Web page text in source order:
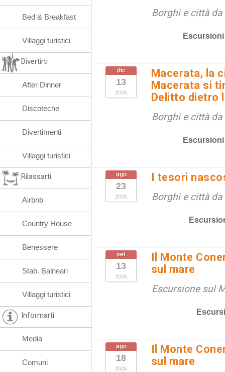
Borghi e città
Escursioni
dic
13
2026
Macerata, la
Macerata si
Delitto dietro
Borghi e città
Escursioni
ago
23
2026
I tesori
Borghi e città
set
13
2026
Il Monte
sul mare
Escursione sul
ago
18
2026
Il Monte
sul mare
Bed & Breakfast
Villaggi turistici
Divertirti
After Dinner
Discoteche
Divertimenti
Villaggi turistici
Rilassarti
Airbnb
Country House
Benessere
Stab. Balneari
Villaggi turistici
Informarti
Media
Comuni